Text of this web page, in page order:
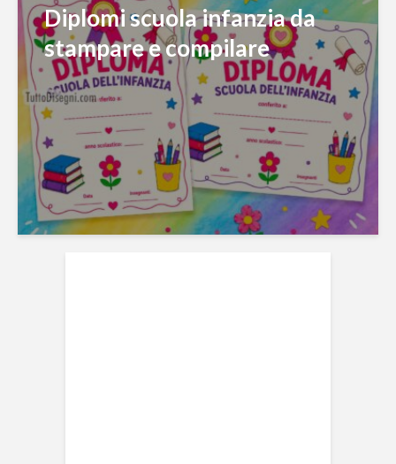
Diplomi scuola infanzia da
stampare e compilare